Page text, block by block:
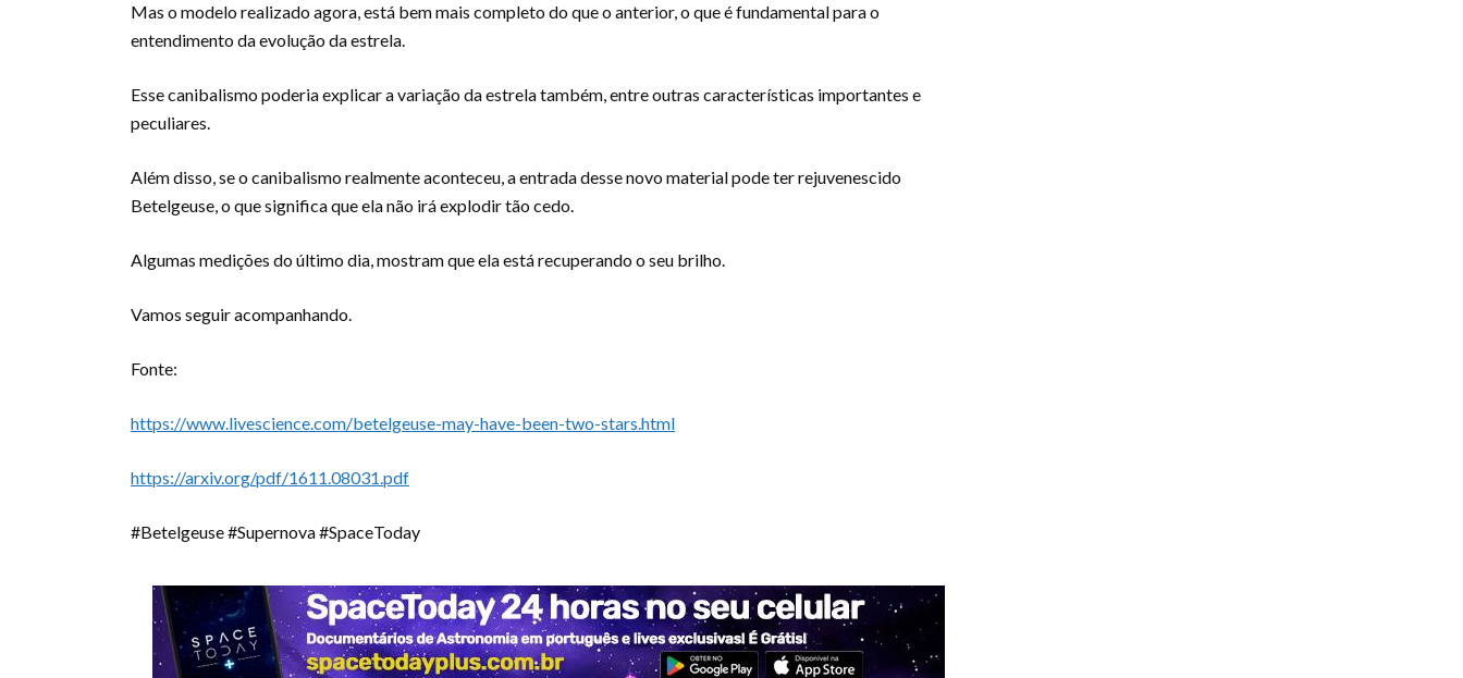
Mas o modelo realizado agora, está bem mais completo do que o anterior, o que é fundamental para o
entendimento da evolução da estrela.
Esse canibalismo poderia explicar a variação da estrela também, entre outras características importantes e
peculiares.
Além disso, se o canibalismo realmente aconteceu, a entrada desse novo material pode ter rejuvenescido
Betelgeuse, o que significa que ela não irá explodir tão cedo.
Algumas medições do último dia, mostram que ela está recuperando o seu brilho.
Vamos seguir acompanhando.
Fonte:
https://www.livescience.com/betelgeuse-may-have-been-two-stars.html
https://arxiv.org/pdf/1611.08031.pdf
#Betelgeuse #Supernova #SpaceToday